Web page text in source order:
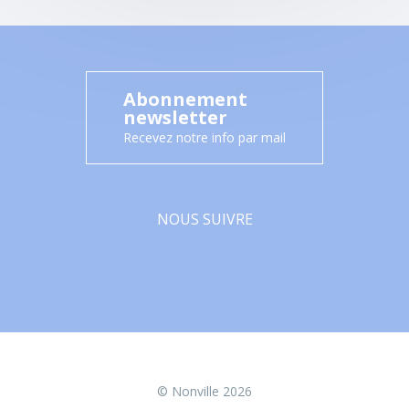
Abonnement
newsletter
Recevez notre info par mail
NOUS SUIVRE
© Nonville 2026